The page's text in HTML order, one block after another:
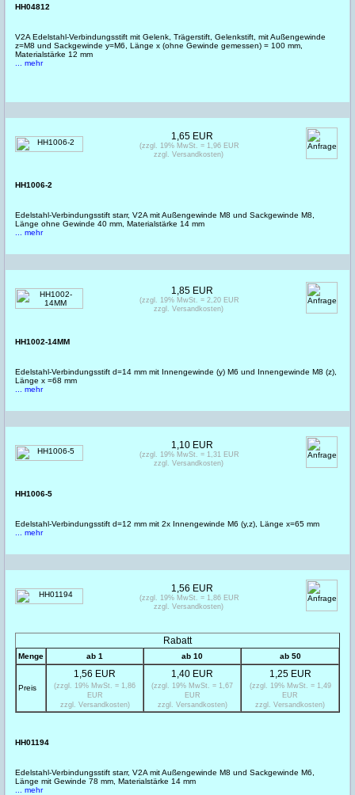
HH04812
V2A Edelstahl-Verbindungsstift mit Gelenk, Trägerstift, Gelenkstift, mit Außengewinde
z=M8 und Sackgewinde y=M6, Länge x (ohne Gewinde gemessen) = 100 mm,
Materialstärke 12 mm
... mehr
HH1006-2
Edelstahl-Verbindungsstift starr, V2A mit Außengewinde M8 und Sackgewinde M8,
Länge ohne Gewinde 40 mm, Materialstärke 14 mm
... mehr
1,65 EUR
(zzgl. 19% MwSt. = 1,96 EUR
zzgl. Versandkosten)
HH1002-14MM
Edelstahl-Verbindungsstift d=14 mm mit Innengewinde (y) M6 und Innengewinde M8 (z),
Länge x =68 mm
... mehr
1,85 EUR
(zzgl. 19% MwSt. = 2,20 EUR
zzgl. Versandkosten)
HH1006-5
Edelstahl-Verbindungsstift d=12 mm mit 2x Innengewinde M6 (y,z), Länge x=65 mm
... mehr
1,10 EUR
(zzgl. 19% MwSt. = 1,31 EUR
zzgl. Versandkosten)
HH01194
Edelstahl-Verbindungsstift starr, V2A mit Außengewinde M8 und Sackgewinde M6,
Länge mit Gewinde 78 mm, Materialstärke 14 mm
... mehr
Rabatt
Menge ab 1 ab 10 ab 50
Preis
1,56 EUR
(zzgl. 19% MwSt. = 1,86
EUR
zzgl. Versandkosten)
1,40 EUR
(zzgl. 19% MwSt. = 1,67
EUR
zzgl. Versandkosten)
1,25 EUR
(zzgl. 19% MwSt. = 1,49
EUR
zzgl. Versandkosten)
1,56 EUR
(zzgl. 19% MwSt. = 1,86 EUR
zzgl. Versandkosten)